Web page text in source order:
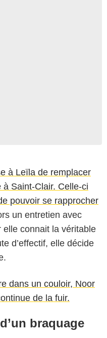
à Leïla de remplacer
à Saint-Clair. Celle-ci
pouvoir se rapprocher
un entretien avec
connait la véritable
d’effectif, elle décide
dans un couloir, Noor
de la fuir.
braquage